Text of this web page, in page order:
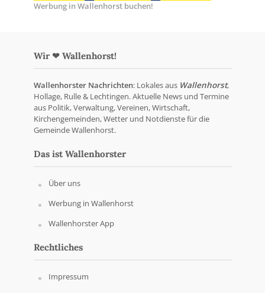
Werbung in Wallenhorst buchen!
Wir ❤ Wallenhorst!
Wallenhorster Nachrichten: Lokales aus Wallenhorst,
Hollage, Rulle & Lechtingen. Aktuelle News und Termine
aus Politik, Verwaltung, Vereinen, Wirtschaft,
Kirchengemeinden, Wetter und Notdienste für die
Gemeinde Wallenhorst.
Das ist Wallenhorster
Über uns
Werbung in Wallenhorst
Wallenhorster App
Rechtliches
Impressum